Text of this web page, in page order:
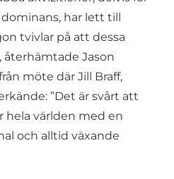
har lett till
tvivlar på att dessa
Jason
möte där Jill Braff,
”Det är svårt att
hela världen med en
och alltid växande